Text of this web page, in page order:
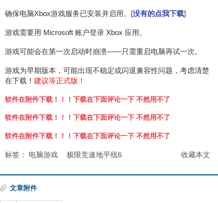
确保电脑Xbox游戏服务已安装并启用。[没有的点我下载]
游戏需要用 Microsoft 账户登录 Xbox 应用。
游戏可能会在第一次启动时崩溃——只需重启电脑再试一次。
游戏为早期版本，可能出现不稳定或闪退兼容性问题，考虑清楚
在下载！ 建议等正式版！
软件在附件下载！！！下载在下面评论一下 不然用不了
软件在附件下载！！！下载在下面评论一下 不然用不了
软件在附件下载！！！下载在下面评论一下 不然用不了
收藏本文
标签： 电脑游戏 极限竞速地平线6
文章附件